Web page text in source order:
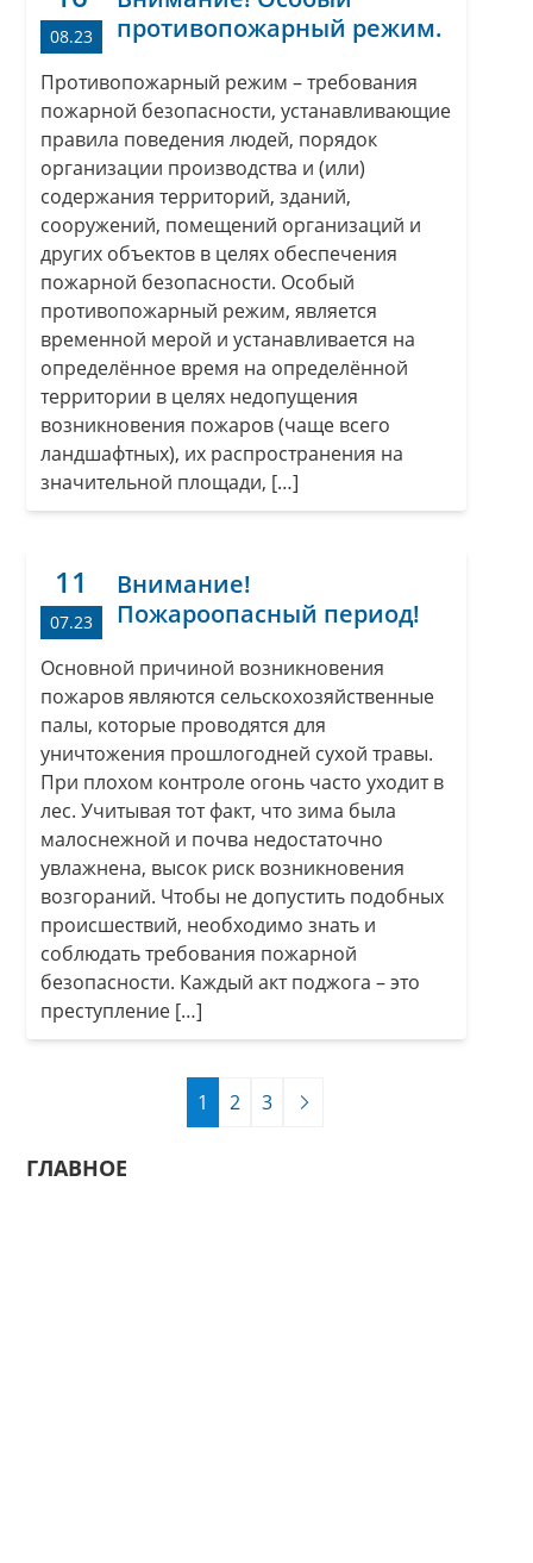
08.23
противопожарный режим.
Противопожарный режим – требования
пожарной безопасности, устанавливающие
правила поведения людей, порядок
организации производства и (или)
содержания территорий, зданий,
сооружений, помещений организаций и
других объектов в целях обеспечения
пожарной безопасности. Особый
противопожарный режим, является
временной мерой и устанавливается на
определённое время на определённой
территории в целях недопущения
возникновения пожаров (чаще всего
ландшафтных), их распространения на
значительной площади, […]
11
07.23
Внимание!
Пожароопасный период!
Основной причиной возникновения
пожаров являются сельскохозяйственные
палы, которые проводятся для
уничтожения прошлогодней сухой травы.
При плохом контроле огонь часто уходит в
лес. Учитывая тот факт, что зима была
малоснежной и почва недостаточно
увлажнена, высок риск возникновения
возгораний. Чтобы не допустить подобных
происшествий, необходимо знать и
соблюдать требования пожарной
безопасности. Каждый акт поджога – это
преступление […]
1 2 3
ГЛАВНОЕ